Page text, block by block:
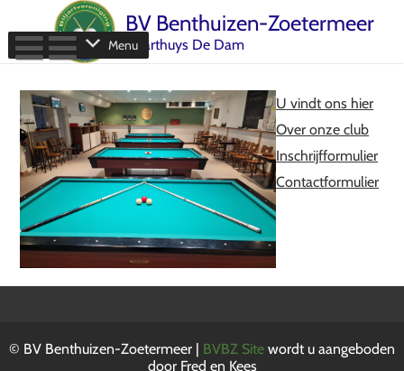
berichten
BV Benthuizen-Zoetermeer
Biljarthuys De Dam
Menu
U vindt ons hier
Over onze club
Inschrijfformulier
Contactformulier
© BV Benthuizen-Zoetermeer | BVBZ Site wordt u aangeboden
door Fred en Kees